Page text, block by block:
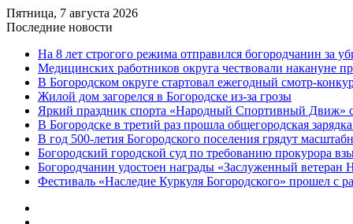
Пятница, 7 августа 2026
Последние новости
На 8 лет строгого режима отправился богородчанин за
Медицинских работников округа чествовали накануне
В Богородском округе стартовал ежегодный смотр-
Жилой дом загорелся в Богородске из-за грозы
Яркий праздник спорта «Народный Спортивный Движ»
В Богородске в третий раз прошла общегородская
В год 500-летия Богородского поселения грядут
️Богородский городской суд по требованию прокурора
Богородчанин удостоен награды «Заслуженный ветеран
Фестиваль «Наследие Куркуля Богородского» прошел с